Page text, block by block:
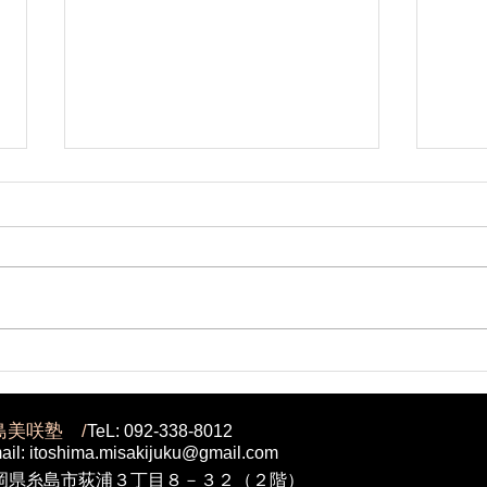
糸島で失敗しない！塾選び糸
島のコツを徹底解説
前
れ
美咲塾 /TeL: 092-338-8012
itoshima.misakijuku@gmail.com
糸島市荻浦３丁目８－３２（２階）